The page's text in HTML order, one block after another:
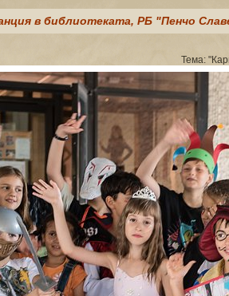
в библиотеката, РБ "Пенчо
Тема: